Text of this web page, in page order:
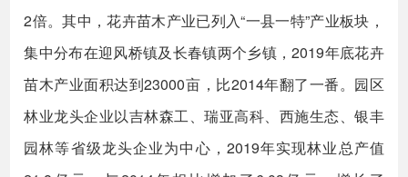
2倍。其中，花卉苗木产业已列入“一县一特”产业板块，
集中分布在迎风桥镇及长春镇两个乡镇，2019年底花卉
苗木产业面积达到23000亩，比2014年翻了一番。园区
林业龙头企业以吉林森工、瑞亚高科、西施生态、银丰
园林等省级龙头企业为中心，2019年实现林业总产值